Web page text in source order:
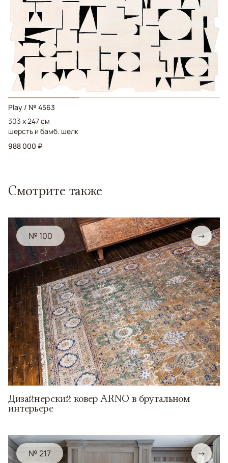
Play / № 4563
303 x 247 см
шерсть и бамб. шелк
988 000 ₽
Смотрите также
№ 100 →
Дизайнерский ковер ARNO в брутальном
интерьере
№ 217 →